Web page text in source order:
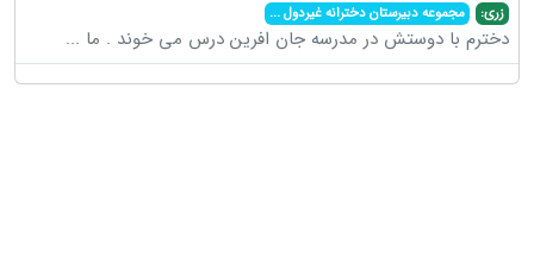
زری: مجموعه دبیرستان دخترانه غیردول...
دخترم با دوستش در مدرسه جان افرین درس می خوند . ما ...